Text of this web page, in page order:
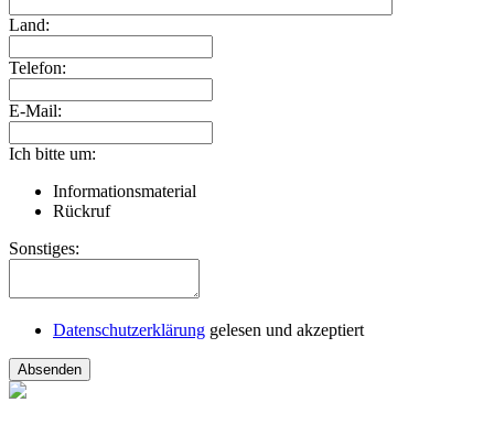
Land:
Telefon:
E-Mail:
Ich bitte um:
Informationsmaterial
Rückruf
Sonstiges:
Datenschutzerklärung gelesen und akzeptiert
Absenden